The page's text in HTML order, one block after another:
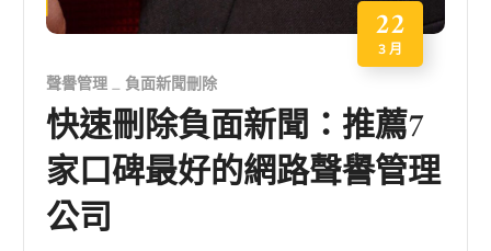
22
3 月
聲譽管理 負面新聞刪除
快速刪除負面新聞：推薦7
家口碑最好的網路聲譽管理
公司